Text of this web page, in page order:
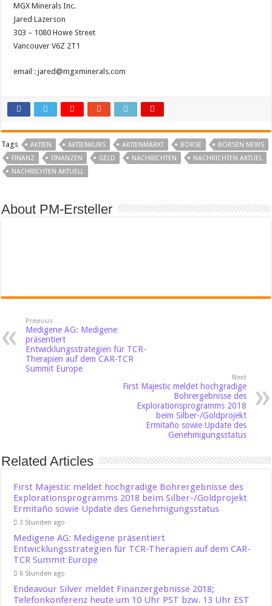
MGX Minerals Inc.
Jared Lazerson
303 – 1080 Howe Street
Vancouver V6Z 2T1
email : jared@mgxminerals.com
Tags AKTIEN AKTIENKURS AKTIENMARKT BÖRSE
BÖRSEN NEWS
FINANZ
FINANZEN GELD NACHRICHTEN
NACHRICHTEN AKTUEL
NACHRICHTEN AKTUELL
About PM-Ersteller
Previous
Medigene AG: Medigene
präsentiert
Entwicklungsstrategien für TCR-
Therapien auf dem CAR-TCR
Summit Europe
Next
First Majestic meldet hochgradige
Bohrergebnisse des
Explorationsprogramms 2018
beim Silber-/Goldprojekt
Ermitaño sowie Update des
Genehmigungsstatus
Related Articles
First Majestic meldet hochgradige Bohrergebnisse des
Explorationsprogramms 2018 beim Silber-/Goldprojekt
Ermitaño sowie Update des Genehmigungsstatus
3 Stunden ago
Medigene AG: Medigene präsentiert
Entwicklungsstrategien für TCR-Therapien auf dem CAR-
TCR Summit Europe
6 Stunden ago
Endeavour Silver meldet Finanzergebnisse 2018;
Telefonkonferenz heute um 10 Uhr PST bzw. 13 Uhr EST